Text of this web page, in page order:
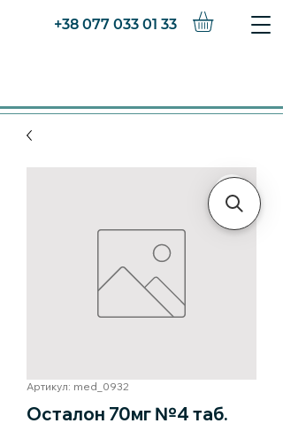
+38 077 033 01 33
Артикул: med_0932
Осталон 70мг №4 таб.